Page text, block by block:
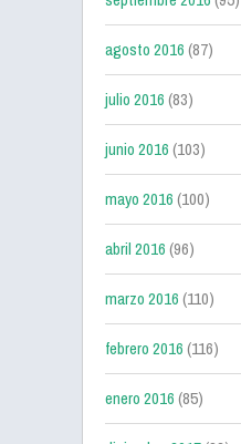
agosto 2016(87)
julio 2016(83)
junio 2016(103)
mayo 2016(100)
abril 2016(96)
marzo 2016(110)
febrero 2016(116)
enero 2016(85)